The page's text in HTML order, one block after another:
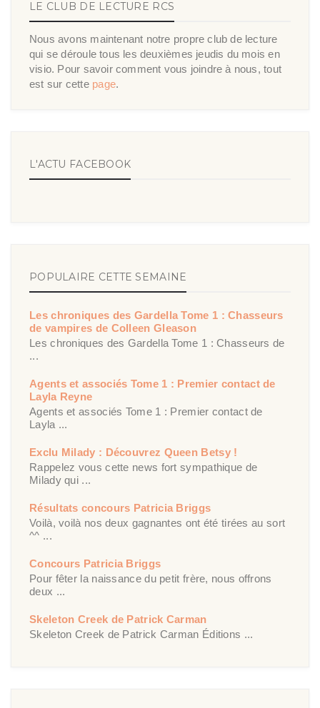
LE CLUB DE LECTURE RCS
Nous avons maintenant notre propre club de lecture
qui se déroule tous les deuxièmes jeudis du mois en
visio. Pour savoir comment vous joindre à nous, tout
est sur cette page.
L'ACTU FACEBOOK
POPULAIRE CETTE SEMAINE
Les chroniques des Gardella Tome 1 : Chasseurs
de vampires de Colleen Gleason
Les chroniques des Gardella Tome 1 : Chasseurs de
...
Agents et associés Tome 1 : Premier contact de
Layla Reyne
Agents et associés Tome 1 : Premier contact de
Layla ...
Exclu Milady : Découvrez Queen Betsy !
Rappelez vous cette news fort sympathique de
Milady qui ...
Résultats concours Patricia Briggs
Voilà, voilà nos deux gagnantes ont été tirées au sort
^^ ...
Concours Patricia Briggs
Pour fêter la naissance du petit frère, nous offrons
deux ...
Skeleton Creek de Patrick Carman
Skeleton Creek de Patrick Carman Éditions ...